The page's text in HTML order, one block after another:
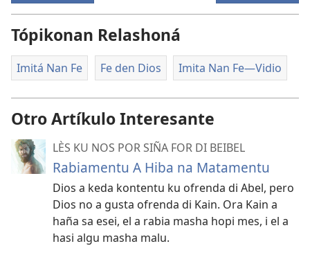
Tópikonan Relashoná
Imitá Nan Fe Fe den Dios Imita Nan Fe​—Vidio
Otro Artíkulo Interesante
LÈS KU NOS POR SIÑA FOR DI BEIBEL
Rabiamentu A Hiba na Matamentu
Dios a keda kontentu ku ofrenda di Abel, pero
Dios no a gusta ofrenda di Kain. Ora Kain a
haña sa esei, el a rabia masha hopi mes, i el a
hasi algu masha malu.